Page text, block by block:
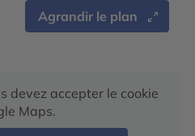
Agrandir le plan
devez accepter le cookie
Maps.